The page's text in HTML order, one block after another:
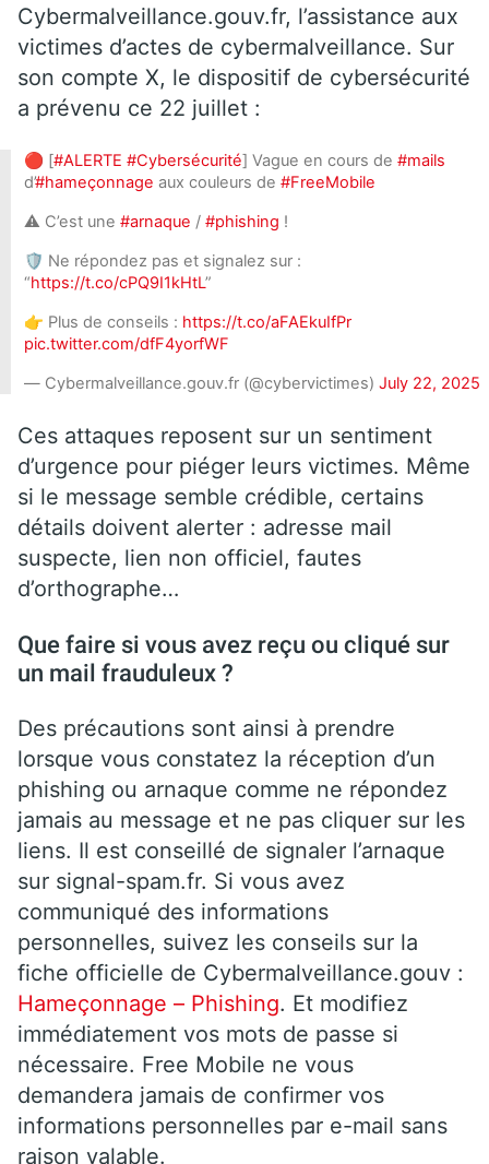
Cybermalveillance.gouv.fr, l’assistance aux
victimes d’actes de cybermalveillance. Sur
son compte X, le dispositif de cybersécurité
a prévenu ce 22 juillet :
🔴 [#ALERTE #Cybersécurité] Vague en cours de #mails
d’#hameçonnage aux couleurs de #FreeMobile
⚠️ C’est une #arnaque / #phishing !
🛡️ Ne répondez pas et signalez sur :
“https://t.co/cPQ9I1kHtL”
👉 Plus de conseils : https://t.co/aFAEkuIfPr
pic.twitter.com/dfF4yorfWF
— Cybermalveillance.gouv.fr (@cybervictimes) July 22, 2025
Ces attaques reposent sur un sentiment
d’urgence pour piéger leurs victimes. Même
si le message semble crédible, certains
détails doivent alerter : adresse mail
suspecte, lien non officiel, fautes
d’orthographe…
Que faire si vous avez reçu ou cliqué sur
un mail frauduleux ?
Des précautions sont ainsi à prendre
lorsque vous constatez la réception d’un
phishing ou arnaque comme ne répondez
jamais au message et ne pas cliquer sur les
liens. Il est conseillé de signaler l’arnaque
sur signal-spam.fr. Si vous avez
communiqué des informations
personnelles, suivez les conseils sur la
fiche officielle de Cybermalveillance.gouv :
Hameçonnage – Phishing. Et modifiez
immédiatement vos mots de passe si
nécessaire. Free Mobile ne vous
demandera jamais de confirmer vos
informations personnelles par e-mail sans
raison valable.